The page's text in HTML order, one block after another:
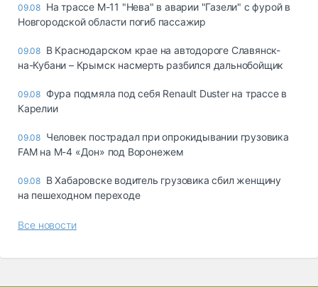
09.08 На трассе М-11 "Нева" в аварии "Газели" с фурой в
Новгородской области погиб пассажир
09.08 В Краснодарском крае на автодороге Славянск-
на-Кубани – Крымск насмерть разбился дальнобойщик
09.08 Фура подмяла под себя Renault Duster на трассе в
Карелии
09.08 Человек пострадал при опрокидывании грузовика
FAM на М-4 «Дон» под Воронежем
09.08 В Хабаровске водитель грузовика сбил женщину
на пешеходном переходе
Все новости